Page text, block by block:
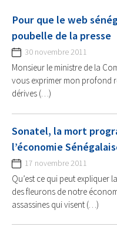
Pour que le web
poubelle de la presse
30 novembre 2011
Monsieur le ministre de la
vous exprimer mon profond
dérives (…)
Sonatel, la mort
l’économie
17 novembre 2011
Qu’est ce qui peut expliquer
des fleurons de notre
assassines qui visent (…)